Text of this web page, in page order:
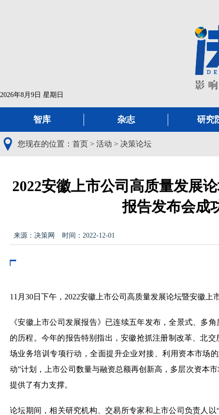
2026年8月9日 星期日
智库 杂志 研究
您现在的位置： 首页 > 活动 > 决策论坛
2022安徽上市公司高质量发展
报告发布会成
来源：决策网 时间：2022-12-01
11月30日下午，2022安徽上市公司高质量发展论坛暨安徽上
《安徽上市公司发展报告》已连续五年发布，全景式、多
的历程。今年的报告特别指出，安徽抢抓注册制改革、北
场业务培训专项行动，全面提升企业对接、利用资本市场
动”计划，上市公司数量与融资总额再创新高，多层次资本
提供了有力支撑。
论坛期间，相关研究机构、交易所专家和上市公司负责人